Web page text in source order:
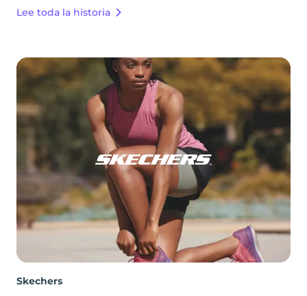
Lee toda la historia
Skechers